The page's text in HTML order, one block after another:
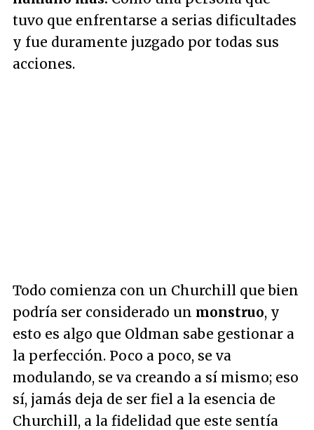
tuvo que enfrentarse a serias dificultades
y fue duramente juzgado por todas sus
acciones.
Todo comienza con un Churchill que bien
podría ser considerado un monstruo, y
esto es algo que Oldman sabe gestionar a
la perfección. Poco a poco, se va
modulando, se va creando a sí mismo; eso
sí, jamás deja de ser fiel a la esencia de
Churchill, a la fidelidad que este sentía